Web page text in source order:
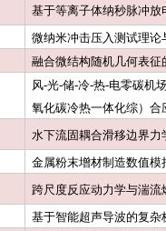
基于等离子体纳秒脉冲
微纳米冲击压入测试理论
融合微结构随机几何表
风-光-储-冷-热-电零碳机
氧化碳冷热一体化综）合
水下流固耦合滑移边界
金属粉末增材制造数值
跨尺度反应动力学与湍
基于智能超声导波的复